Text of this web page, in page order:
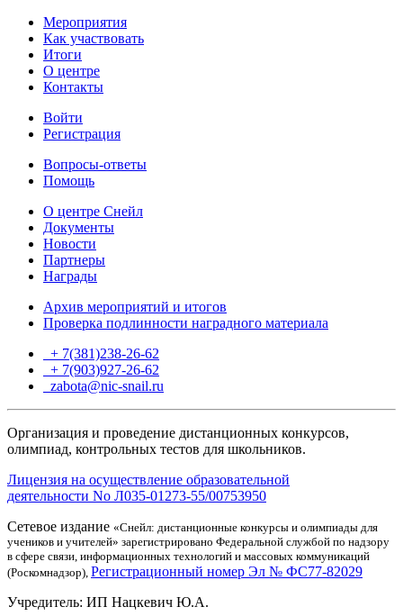
Мероприятия
Как участвовать
Итоги
О центре
Контакты
Войти
Регистрация
Вопросы-ответы
Помощь
О центре Снейл
Документы
Новости
Партнеры
Награды
Архив мероприятий и итогов
Проверка подлинности наградного материала
+ 7(381)238-26-62
+ 7(903)927-26-62
zabota@nic-snail.ru
Организация и проведение дистанционных конкурсов,
олимпиад, контрольных тестов для школьников.
Лицензия на осуществление образовательной
деятельности No Л035-01273-55/00753950
Сетевое издание «Снейл: дистанционные конкурсы и олимпиады для
учеников и учителей» зарегистрировано Федеральной службой по надзору
в сфере связи, информационных технологий и массовых коммуникаций
(Роскомнадзор), Регистрационный номер Эл № ФС77-82029
Учредитель: ИП Нацкевич Ю.А.